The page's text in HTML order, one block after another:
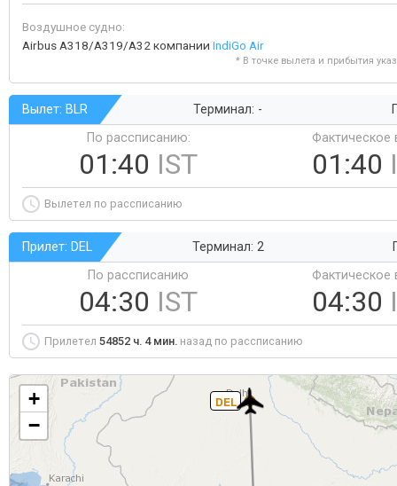
Воздушное судно:
Airbus A318/A319/A32 компании IndiGo Air
* В точке вылета и прибытия
Вылет: BLR Терминал: -
По рассписанию:
01:40 IST
Фактическое
01:40
Вылетел по рассписанию
Прилет: DEL Терминал: 2
По рассписанию
04:30 IST
Фактическое
04:30
Прилетел 54852 ч. 4 мин. назад по рассписанию
DEL
+
−